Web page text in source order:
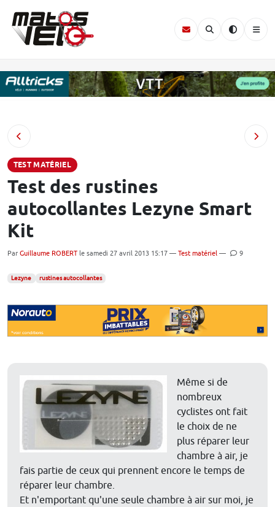
TEST MATÉRIEL
Test des rustines
autocollantes Lezyne Smart
Kit
Par Guillaume ROBERT le samedi 27 avril 2013 15:17 — Test matériel — 9
Lezyne rustines autocollantes
Même si de
nombreux
cyclistes ont fait
le choix de ne
plus réparer leur
chambre à air, je
fais partie de ceux qui prennent encore le temps de
réparer leur chambre.
Et n'emportant qu'une seule chambre à air sur moi, je